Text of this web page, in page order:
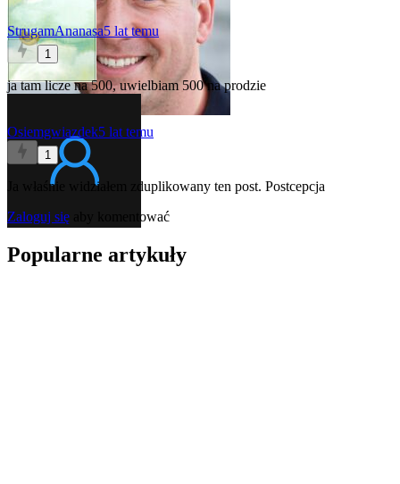
StrugamAnanasa5 lat temu
1
ja tam licze na 500, uwielbiam 500 na prodzie
Osiemgwiazdek5 lat temu
1
Ja właśnie widziałem zduplikowany ten post. Postcepcja
Zaloguj się aby komentować
Popularne artykuły